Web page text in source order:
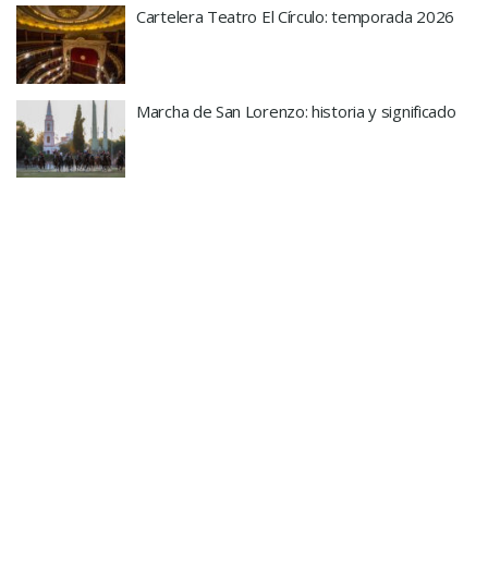
Cartelera Teatro El Círculo: temporada 2026
Marcha de San Lorenzo: historia y significado